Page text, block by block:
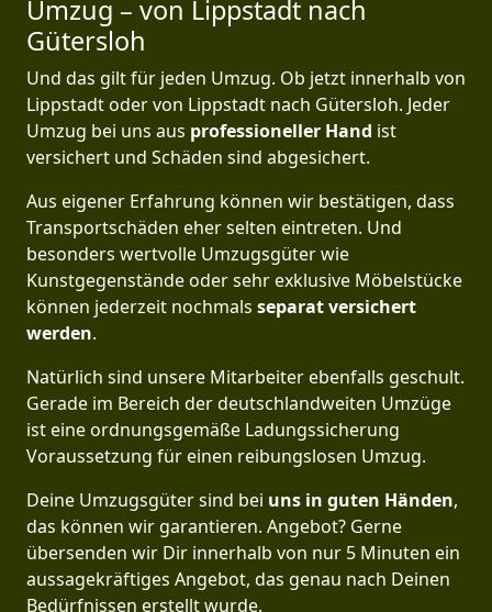
Umzug – von Lippstadt nach
Gütersloh
Und das gilt für jeden Umzug. Ob jetzt innerhalb von
Lippstadt oder von Lippstadt nach Gütersloh. Jeder
Umzug bei uns aus professioneller Hand ist
versichert und Schäden sind abgesichert.
Aus eigener Erfahrung können wir bestätigen, dass
Transportschäden eher selten eintreten. Und
besonders wertvolle Umzugsgüter wie
Kunstgegenstände oder sehr exklusive Möbelstücke
können jederzeit nochmals separat versichert
werden.
Natürlich sind unsere Mitarbeiter ebenfalls geschult.
Gerade im Bereich der deutschlandweiten Umzüge
ist eine ordnungsgemäße Ladungssicherung
Voraussetzung für einen reibungslosen Umzug.
Deine Umzugsgüter sind bei uns in guten Händen,
das können wir garantieren. Angebot? Gerne
übersenden wir Dir innerhalb von nur 5 Minuten ein
aussagekräftiges Angebot, das genau nach Deinen
Bedürfnissen erstellt wurde.